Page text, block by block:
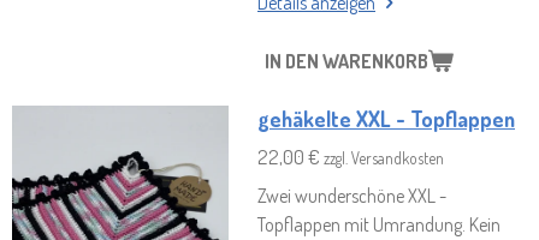
IN DEN WARENKORB
gehäkelte XXL - Topflappen
22,00 € zzgl. Versandkosten
Zwei wunderschöne XXL -
Topflappen mit Umrandung. Kein